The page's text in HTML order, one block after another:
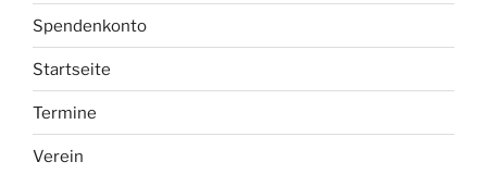
Spendenkonto
Startseite
Termine
Verein